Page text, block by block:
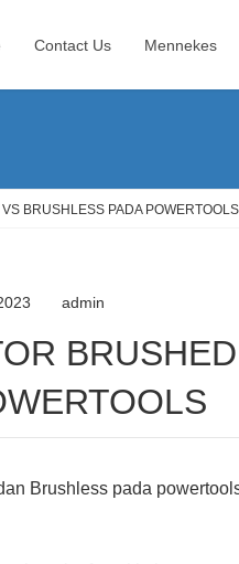
Contact Us Mennekes
BRUSHLESS PADA POWERTOOLS
admin
Brushless pada